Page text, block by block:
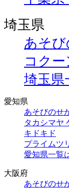
埼玉県
あそ
コク
埼玉県
愛知県
あそびのせ
タカシマヤ
キドキド
プライムツ
愛知県一覧
大阪府
あそびのせ